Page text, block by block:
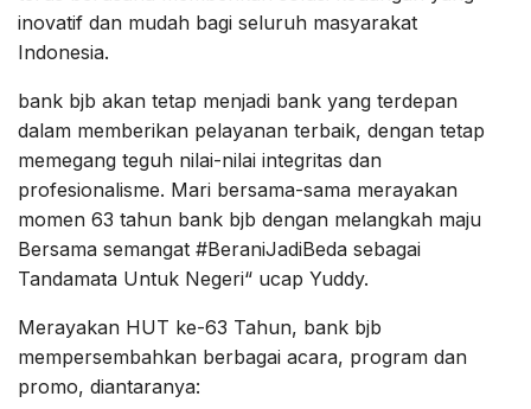
inovatif dan mudah bagi seluruh masyarakat
Indonesia.
bank bjb akan tetap menjadi bank yang terdepan
dalam memberikan pelayanan terbaik, dengan tetap
memegang teguh nilai-nilai integritas dan
profesionalisme. Mari bersama-sama merayakan
momen 63 tahun bank bjb dengan melangkah maju
Bersama semangat #BeraniJadiBeda sebagai
Tandamata Untuk Negeri“ ucap Yuddy.
Merayakan HUT ke-63 Tahun, bank bjb
mempersembahkan berbagai acara, program dan
promo, diantaranya: